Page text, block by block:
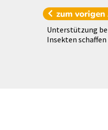
zum vorigen
Unterstützung
Insekten schaffen